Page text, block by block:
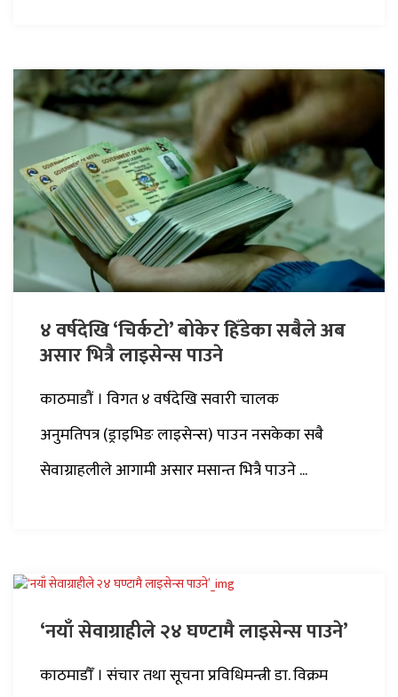
४ वर्षदेखि ‘चिर्कटो’ बोकेर हिँडेका सबैले अब
असार भित्रै लाइसेन्स पाउने
काठमाडौं । विगत ४ वर्षदेखि सवारी चालक
अनुमतिपत्र (ड्राइभिङ लाइसेन्स) पाउन नसकेका सबै
सेवाग्राहलीले आगामी असार मसान्त भित्रै पाउने ...
‘नयाँ सेवाग्राहीले २४ घण्टामै लाइसेन्स पाउने’
काठमाडौँ । संचार तथा सूचना प्रविधिमन्त्री डा. विक्रम